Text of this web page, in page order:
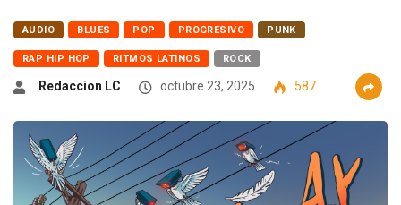
AUDIO BLUES POP PROGRESIVO PUNK
RAP HIP HOP RITMOS LATINOS ROCK
Redaccion LC octubre 23, 2025 587